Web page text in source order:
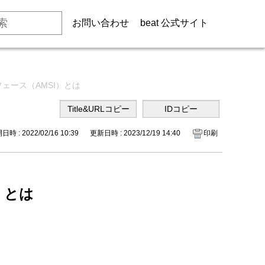
お問い合わせ beat 公式サイト
ース（AMSI）とは
日時 : 2022/02/16 10:39 更新日時 : 2023/12/19 14:40 印刷
とは